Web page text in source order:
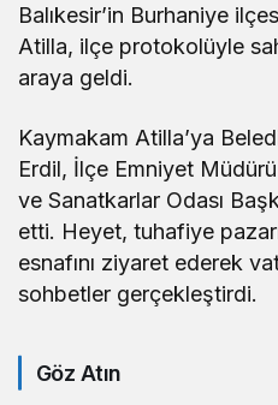
Balıkesir’in Burhaniye
Atilla, ilçe protokolüyle
araya geldi.
Kaymakam Atilla’ya
Erdil, İlçe Emniyet
ve Sanatkarlar Odası
etti. Heyet, tuhafiye
esnafını ziyaret ederek
sohbetler gerçekleştirdi.
Göz Atın